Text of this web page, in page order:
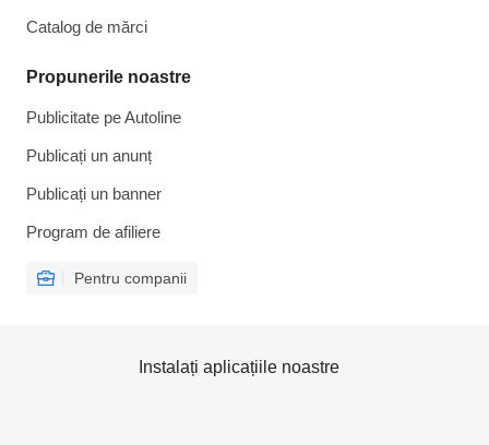
Catalog de mărcі
Propunerile noastre
Publicitate pe Autoline
Publicați un anunț
Publicați un banner
Program de afiliere
Pentru companii
Instalați aplicațiile noastre